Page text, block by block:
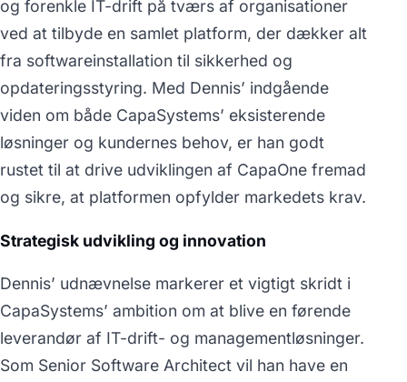
og forenkle IT-drift på tværs af organisationer
ved at tilbyde en samlet platform, der dækker alt
fra softwareinstallation til sikkerhed og
opdateringsstyring. Med Dennis’ indgående
viden om både CapaSystems’ eksisterende
løsninger og kundernes behov, er han godt
rustet til at drive udviklingen af CapaOne fremad
og sikre, at platformen opfylder markedets krav.
Strategisk udvikling og innovation
Dennis’ udnævnelse markerer et vigtigt skridt i
CapaSystems’ ambition om at blive en førende
leverandør af IT-drift- og managementløsninger.
Som Senior Software Architect vil han have en